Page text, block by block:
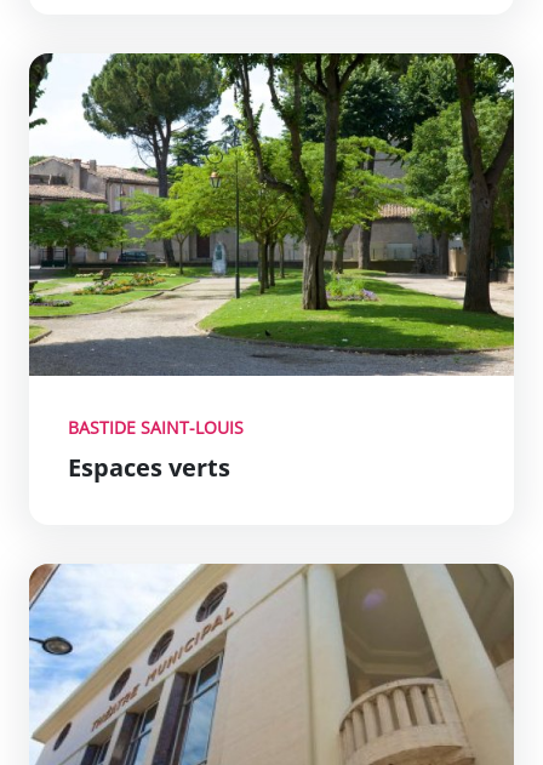
Espaces verts
no_link
BASTIDE SAINT-LOUIS
Espaces verts
Autres édifices
no_link